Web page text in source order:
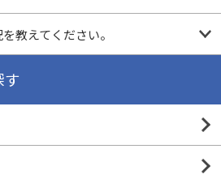
教えてください。
す